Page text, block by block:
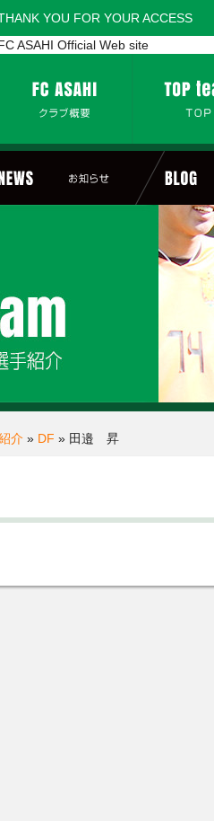
YOU FOR YOUR ACCESS
ASAHI Official Web site
介 » DF » 田邉 昇